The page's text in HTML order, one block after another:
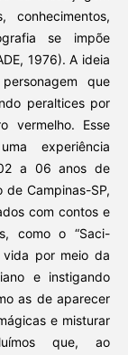
se impõe
1976). A ideia
que
peraltices por
vermelho. Esse
experiência
a 06 anos de
Campinas-SP,
com contos e
como o “Saci-
vida por meio da
e instigando
as de aparecer
e misturar
que, ao